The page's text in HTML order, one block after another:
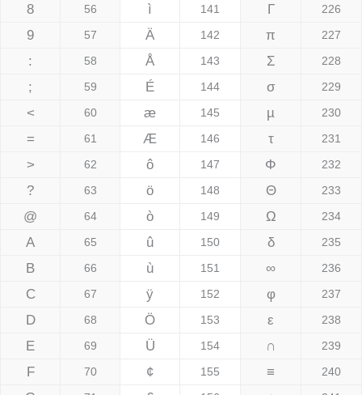
8 56 ì 141 Γ 226
9 57 Ä 142 π 227
: 58 Å 143 Σ 228
; 59 É 144 σ 229
< 60 æ 145 µ 230
= 61 Æ 146 τ 231
> 62 ô 147 Φ 232
? 63 ö 148 Θ 233
@ 64 ò 149 Ω 234
A 65 û 150 δ 235
B 66 ù 151 ∞ 236
C 67 ÿ 152 φ 237
D 68 Ö 153 ε 238
E 69 Ü 154 ∩ 239
F 70 ¢ 155 ≡ 240